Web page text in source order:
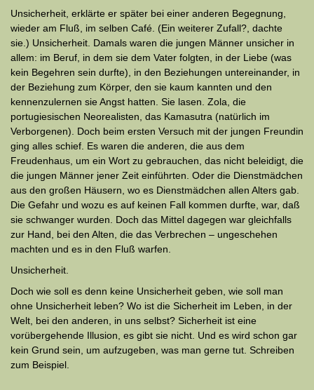
Unsicherheit, erklärte er später bei einer anderen Begegnung,
wieder am Fluß, im selben Café. (Ein weiterer Zufall?, dachte
sie.) Un­sicherheit. Damals waren die jungen Männer unsicher in
allem: im Beruf, in dem sie dem Vater folgten, in der Liebe (was
kein Begehren sein durfte), in den Beziehungen untereinander, in
der Beziehung zum Körper, den sie kaum kannten und den
kennenzulernen sie Angst hatten. Sie lasen. Zola, die
portugiesischen Neorealisten, das Kamasutra (natürlich im
Verborgenen). Doch beim ersten Versuch mit der jungen Freundin
ging alles schief. Es waren die anderen, die aus dem
Freudenhaus, um ein Wort zu gebrauchen, das nicht beleidigt, die
die jungen Männer jener Zeit einführten. Oder die Dienstmädchen
aus den großen Häusern, wo es Dienstmädchen allen Alters gab.
Die Gefahr und wozu es auf keinen Fall kommen durfte, war, daß
sie schwanger wur­den. Doch das Mittel dagegen war gleichfalls
zur Hand, bei den Alten, die das Verbrechen – ungeschehen
machten und es in den Fluß warfen.
Unsicherheit.
Doch wie soll es denn keine Unsicherheit geben, wie soll man
ohne Unsicherheit leben? Wo ist die Sicherheit im Leben, in der
Welt, bei den anderen, in uns selbst? Sicherheit ist eine
vorübergehende Illusion, es gibt sie nicht. Und es wird schon gar
kein Grund sein, um aufzugeben, was man gerne tut. Schreiben
zum Beispiel.